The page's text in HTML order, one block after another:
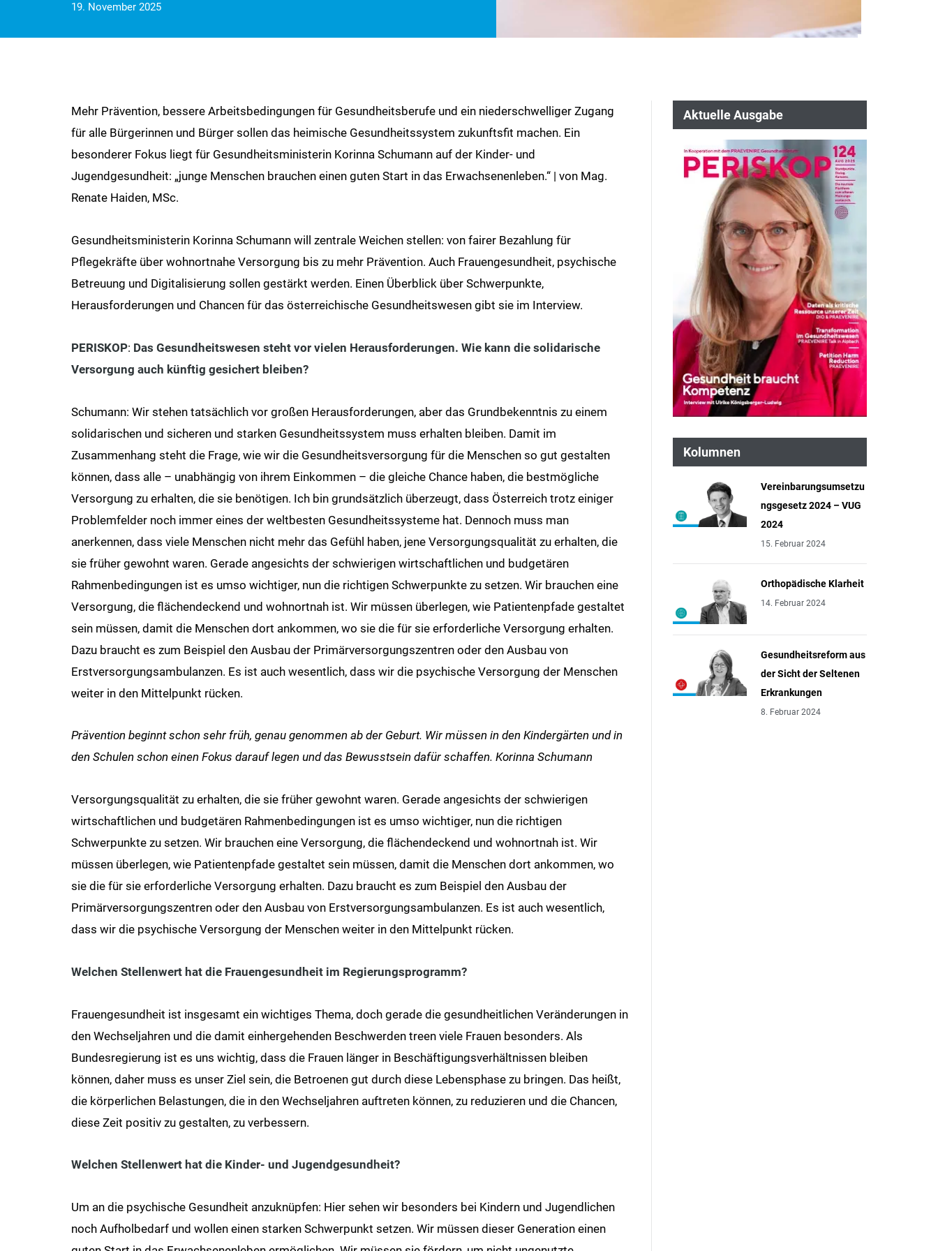
19. November 2025
Mehr Prävention, bessere Arbeitsbedingungen für Gesundheitsberufe und ein niederschwelliger Zugang
für alle Bürgerinnen und Bürger sollen das heimische Gesundheitssystem zukunftsfit machen. Ein
besonderer Fokus liegt für Gesundheitsministerin Korinna Schumann auf der Kinder- und
Jugendgesundheit: „junge Menschen brauchen einen guten Start in das Erwachsenenleben.“ | von Mag.
Renate Haiden, MSc.
Gesundheitsministerin Korinna Schumann will zentrale Weichen stellen: von fairer Bezahlung für
Pflegekräfte über wohnortnahe Versorgung bis zu mehr Prävention. Auch Frauengesundheit, psychische
Betreuung und Digitalisierung sollen gestärkt werden. Einen Überblick über Schwerpunkte,
Herausforderungen und Chancen für das österreichische Gesundheitswesen gibt sie im Interview.
PERISKOP: Das Gesundheitswesen steht vor vielen Herausforderungen. Wie kann die solidarische
Versorgung auch künftig gesichert bleiben?
Schumann: Wir stehen tatsächlich vor großen Herausforderungen, aber das Grundbekenntnis zu einem
solidarischen und sicheren und starken Gesundheitssystem muss erhalten bleiben. Damit im
Zusammenhang steht die Frage, wie wir die Gesundheitsversorgung für die Menschen so gut gestalten
können, dass alle – unabhängig von ihrem Einkommen – die gleiche Chance haben, die bestmögliche
Versorgung zu erhalten, die sie benötigen. Ich bin grundsätzlich überzeugt, dass Österreich trotz einiger
Problemfelder noch immer eines der weltbesten Gesundheitssysteme hat. Dennoch muss man
anerkennen, dass viele Menschen nicht mehr das Gefühl haben, jene Versorgungsqualität zu erhalten, die
sie früher gewohnt waren. Gerade angesichts der schwierigen wirtschaftlichen und budgetären
Rahmenbedingungen ist es umso wichtiger, nun die richtigen Schwerpunkte zu setzen. Wir brauchen eine
Versorgung, die flächendeckend und wohnortnah ist. Wir müssen überlegen, wie Patientenpfade gestaltet
sein müssen, damit die Menschen dort ankommen, wo sie die für sie erforderliche Versorgung erhalten.
Dazu braucht es zum Beispiel den Ausbau der Primärversorgungszentren oder den Ausbau von
Erstversorgungsambulanzen. Es ist auch wesentlich, dass wir die psychische Versorgung der Menschen
weiter in den Mittelpunkt rücken.
Prävention beginnt schon sehr früh, genau genommen ab der Geburt. Wir müssen in den Kindergärten und in
den Schulen schon einen Fokus darauf legen und das Bewusstsein dafür schaffen. Korinna Schumann
Versorgungsqualität zu erhalten, die sie früher gewohnt waren. Gerade angesichts der schwierigen
wirtschaftlichen und budgetären Rahmenbedingungen ist es umso wichtiger, nun die richtigen
Schwerpunkte zu setzen. Wir brauchen eine Versorgung, die flächendeckend und wohnortnah ist. Wir
müssen überlegen, wie Patientenpfade gestaltet sein müssen, damit die Menschen dort ankommen, wo
sie die für sie erforderliche Versorgung erhalten. Dazu braucht es zum Beispiel den Ausbau der
Primärversorgungszentren oder den Ausbau von Erstversorgungsambulanzen. Es ist auch wesentlich,
dass wir die psychische Versorgung der Menschen weiter in den Mittelpunkt rücken.
Welchen Stellenwert hat die Frauengesundheit im Regierungsprogramm?
Frauengesundheit ist insgesamt ein wichtiges Thema, doch gerade die gesundheitlichen Veränderungen in
den Wechseljahren und die damit einhergehenden Beschwerden treen viele Frauen besonders. Als
Bundesregierung ist es uns wichtig, dass die Frauen länger in Beschäftigungsverhältnissen bleiben
können, daher muss es unser Ziel sein, die Betroenen gut durch diese Lebensphase zu bringen. Das heißt,
die körperlichen Belastungen, die in den Wechseljahren auftreten können, zu reduzieren und die Chancen,
diese Zeit positiv zu gestalten, zu verbessern.
Welchen Stellenwert hat die Kinder- und Jugendgesundheit?
Um an die psychische Gesundheit anzuknüpfen: Hier sehen wir besonders bei Kindern und Jugendlichen
noch Aufholbedarf und wollen einen starken Schwerpunkt setzen. Wir müssen dieser Generation einen
Aktuelle Ausgabe
Kolumnen
Vereinbarungsumsetzu
ngsgesetz 2024 – VUG
2024
15. Februar 2024
Orthopädische Klarheit
14. Februar 2024
Gesundheitsreform aus
der Sicht der Seltenen
Erkrankungen
8. Februar 2024